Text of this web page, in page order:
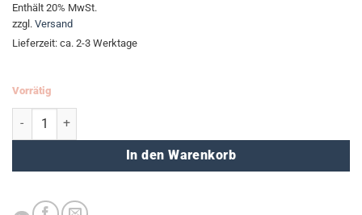
Enthält 20% MwSt.
zzgl. Versand
Lieferzeit: ca. 2-3 Werktage
Vorrätig
Taschenrechner 8,5 x 12 cm Menge
In den Warenkorb